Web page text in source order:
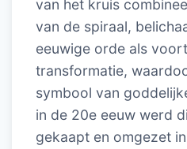
van het kruis
van de spiraal,
eeuwige orde als
transformatie,
symbool van
in de 20e eeuw werd
gekaapt en omgezet